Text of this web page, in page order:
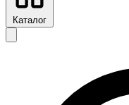
Каталог